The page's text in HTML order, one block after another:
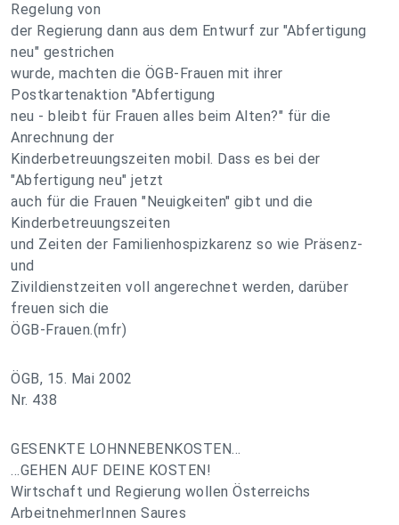
Regelung von
der Regierung dann aus dem Entwurf zur "Abfertigung
neu" gestrichen
wurde, machten die ÖGB-Frauen mit ihrer
Postkartenaktion "Abfertigung
neu - bleibt für Frauen alles beim Alten?" für die
Anrechnung der
Kinderbetreuungszeiten mobil. Dass es bei der
"Abfertigung neu" jetzt
auch für die Frauen "Neuigkeiten" gibt und die
Kinderbetreuungszeiten
und Zeiten der Familienhospizkarenz so wie Präsenz-
und
Zivildienstzeiten voll angerechnet werden, darüber
freuen sich die
ÖGB-Frauen.(mfr)
ÖGB, 15. Mai 2002
Nr. 438
GESENKTE LOHNNEBENKOSTEN...
...GEHEN AUF DEINE KOSTEN!
Wirtschaft und Regierung wollen Österreichs
ArbeitnehmerInnen Saures